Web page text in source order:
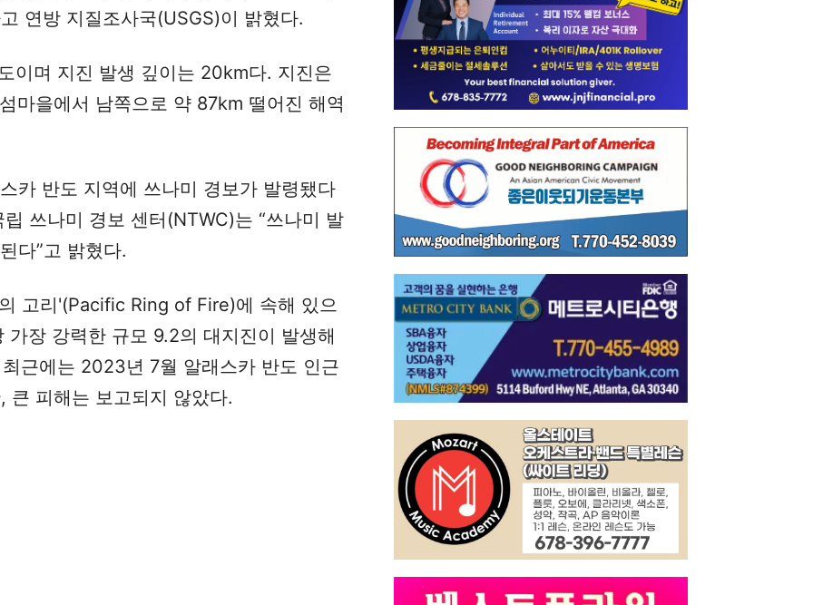
연방 지질조사국(USGS)이 밝혔다.
이며 지진 발생 깊이는 20km다. 지진은
마을에서 남쪽으로 약 87km 떨어진 해역
카 반도 지역에 쓰나미 경보가 발령됐다
쓰나미 경보 센터(NTWC)는 “쓰나미 발
다”고 밝혔다.
고리'(Pacific Ring of Fire)에 속해 있으
장 강력한 규모 9.2의 대지진이 발생해
근에는 2023년 7월 알래스카 반도 인근
큰 피해는 보고되지 않았다.